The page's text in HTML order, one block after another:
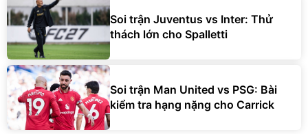
Soi trận Juventus vs Inter: Thử
thách lớn cho Spalletti
Soi trận Man United vs PSG: Bài
kiểm tra hạng nặng cho Carrick